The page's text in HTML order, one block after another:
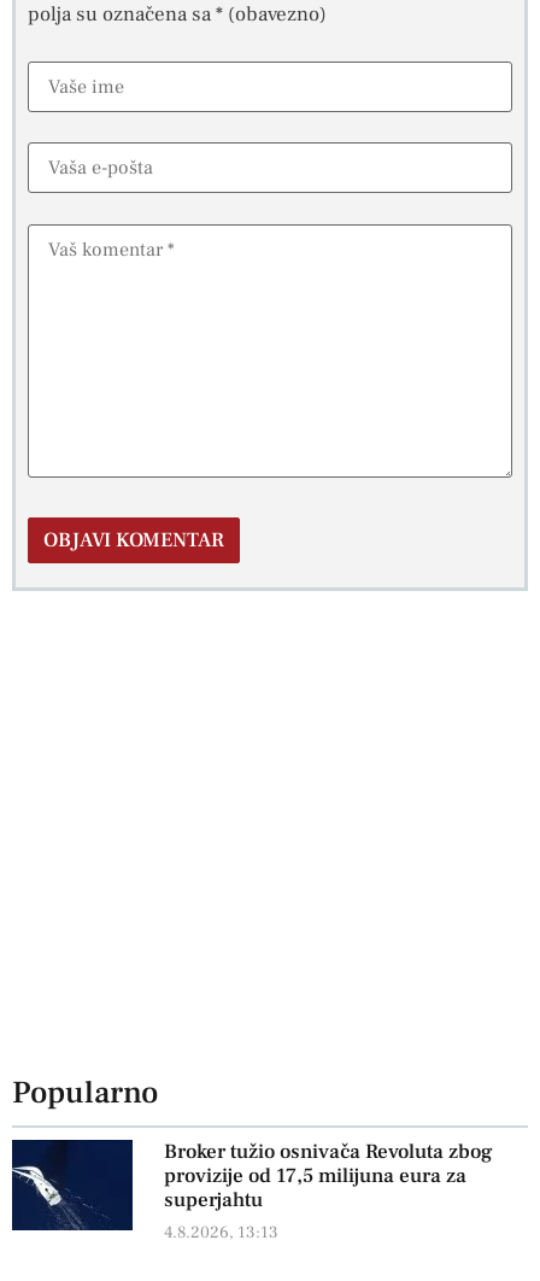
polja su označena sa* (obavezno)
Popularno
Broker tužio osnivača Revoluta zbog
provizije od 17,5 milijuna eura za
superjahtu
4.8.2026, 13:13